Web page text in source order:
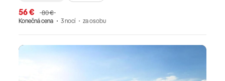
56 €
80 €
Konečná cena
3 nocí za osobu